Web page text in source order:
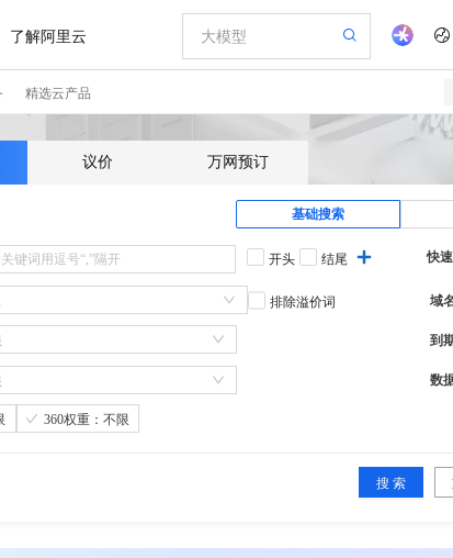
议价 万网预订
基础搜索
开头 结尾 快
排除溢价词 域
到
数
360权重：不限
搜 索